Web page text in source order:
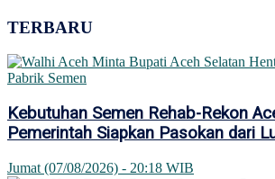
TERBARU
Kebutuhan Semen Rehab-Rekon
Pemerintah Siapkan Pasokan dari
Jumat (07/08/2026) - 20:18 WIB